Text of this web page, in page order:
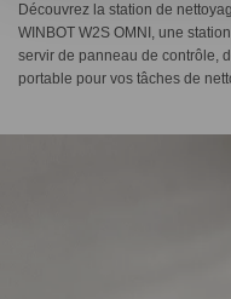
Découvrez la station de
WINBOT W2S OMNI, une
servir de panneau de contrôle,
portable pour vos tâches de